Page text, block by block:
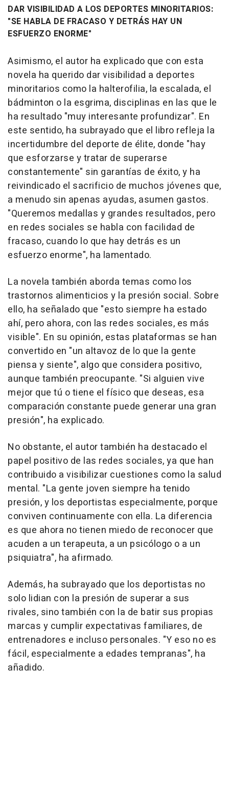
DAR VISIBILIDAD A LOS DEPORTES MINORITARIOS:
"SE HABLA DE FRACASO Y DETRÁS HAY UN
ESFUERZO ENORME"
Asimismo, el autor ha explicado que con esta
novela ha querido dar visibilidad a deportes
minoritarios como la halterofilia, la escalada, el
bádminton o la esgrima, disciplinas en las que le
ha resultado "muy interesante profundizar". En
este sentido, ha subrayado que el libro refleja la
incertidumbre del deporte de élite, donde "hay
que esforzarse y tratar de superarse
constantemente" sin garantías de éxito, y ha
reivindicado el sacrificio de muchos jóvenes que,
a menudo sin apenas ayudas, asumen gastos.
"Queremos medallas y grandes resultados, pero
en redes sociales se habla con facilidad de
fracaso, cuando lo que hay detrás es un
esfuerzo enorme", ha lamentado.
La novela también aborda temas como los
trastornos alimenticios y la presión social. Sobre
ello, ha señalado que "esto siempre ha estado
ahí, pero ahora, con las redes sociales, es más
visible". En su opinión, estas plataformas se han
convertido en "un altavoz de lo que la gente
piensa y siente", algo que considera positivo,
aunque también preocupante. "Si alguien vive
mejor que tú o tiene el físico que deseas, esa
comparación constante puede generar una gran
presión", ha explicado.
No obstante, el autor también ha destacado el
papel positivo de las redes sociales, ya que han
contribuido a visibilizar cuestiones como la salud
mental. "La gente joven siempre ha tenido
presión, y los deportistas especialmente, porque
conviven continuamente con ella. La diferencia
es que ahora no tienen miedo de reconocer que
acuden a un terapeuta, a un psicólogo o a un
psiquiatra", ha afirmado.
Además, ha subrayado que los deportistas no
solo lidian con la presión de superar a sus
rivales, sino también con la de batir sus propias
marcas y cumplir expectativas familiares, de
entrenadores e incluso personales. "Y eso no es
fácil, especialmente a edades tempranas", ha
añadido.